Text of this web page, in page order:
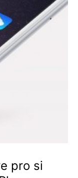
pro si